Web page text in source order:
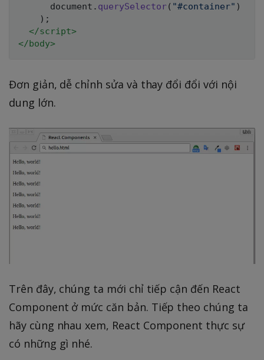
      document
. querySelector( "#container" )
) ;
</script>
</body>
Đơn giản, dễ chỉnh sửa và thay đổi đổi với nội
dung lớn.
Trên đây, chúng ta mới chỉ tiếp cận đến React
Component ở mức căn bản. Tiếp theo chúng ta
hãy cùng nhau xem, React Component thực sự
có những gì nhé.